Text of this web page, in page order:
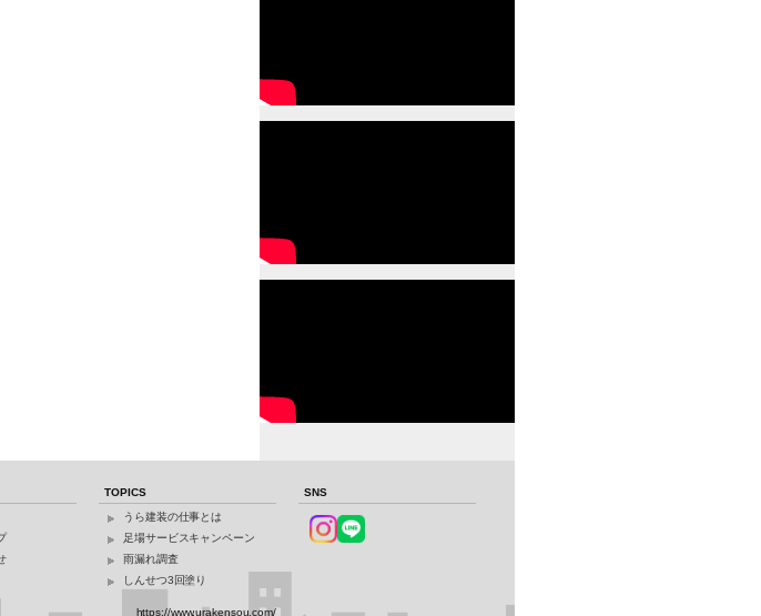
TOPICS
うら建装の仕事とは
足場サービスキャンペーン
雨漏れ調査
しんせつ3回塗り
https://www.urakensou.com/
SNS